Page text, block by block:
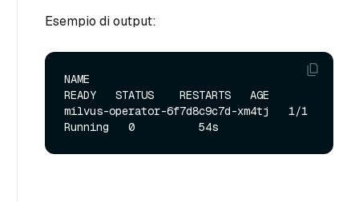
Esempio di output:
NAME
READY   STATUS    RESTARTS   AGE
milvus-operator-6f7d8c9c7d-xm4tj   1/1